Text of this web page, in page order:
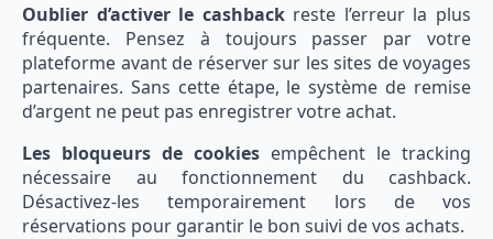
Oublier d’activer le cashbackreste l’erreur la plus
fréquente. Pensez à toujours passer par votre
plateforme avant de réserver sur les sites de voyages
partenaires. Sans cette étape, le système de remise
d’argent ne peut pas enregistrer votre achat.
Les bloqueurs de cookies empêchent le tracking
nécessaire au fonctionnement du cashback.
Désactivez-les temporairement lors de vos
réservations pour garantir le bon suivi de vos achats.